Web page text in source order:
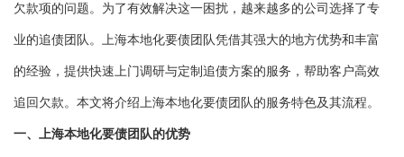
欠款项的问题。为了有效解决这一困扰，越来越多的公司选择了专
业的追债团队。上海本地化要债团队凭借其强大的地方优势和丰富
的经验，提供快速上门调研与定制追债方案的服务，帮助客户高效
追回欠款。本文将介绍上海本地化要债团队的服务特色及其流程。
一、上海本地化要债团队的优势